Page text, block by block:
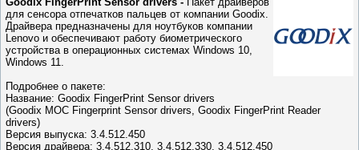
для сенсора отпечатков пальцев от компании Goodix.
Драйвера предназначены для ноутбуков компании
Lenovo и обеспечивают работу биометрического
устройства в операционных системах Windows 10,
Windows 11.
Подробнее о пакете:
Название: Goodix FingerPrint Sensor drivers
(Goodix MOC Fingerprint Sensor drivers, Goodix FingerPrint Reader
drivers)
Версия выпуска: 3.4.512.450
Версия драйвера: 3.4.512.310, 3.4.512.330, 3.4.512.450